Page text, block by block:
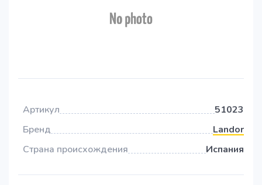
Артикул
51023
Бренд
Landor
Страна происхождения
Испания